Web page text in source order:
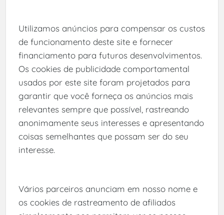
Utilizamos anúncios para compensar os custos
de funcionamento deste site e fornecer
financiamento para futuros desenvolvimentos.
Os cookies de publicidade comportamental
usados ​​por este site foram projetados para
garantir que você forneça os anúncios mais
relevantes sempre que possível, rastreando
anonimamente seus interesses e apresentando
coisas semelhantes que possam ser do seu
interesse.
Vários parceiros anunciam em nosso nome e
os cookies de rastreamento de afiliados